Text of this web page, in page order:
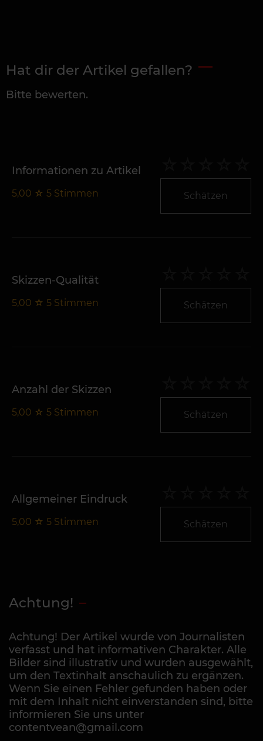
Hat dir der Artikel gefallen?
Bitte bewerten.
Informationen zu Artikel
5,00 ☆ 5 Stimmen Schätzen
Skizzen-Qualität
5,00 ☆ 5 Stimmen Schätzen
Anzahl der Skizzen
5,00 ☆ 5 Stimmen Schätzen
Allgemeiner Eindruck
5,00 ☆ 5 Stimmen Schätzen
Achtung!
Achtung! Der Artikel wurde von Journalisten
verfasst und hat informativen Charakter. Alle
Bilder sind illustrativ und wurden ausgewählt,
um den Textinhalt anschaulich zu ergänzen.
Wenn Sie einen Fehler gefunden haben oder
mit dem Inhalt nicht einverstanden sind, bitte
informieren Sie uns unter
contentvean@gmail.com